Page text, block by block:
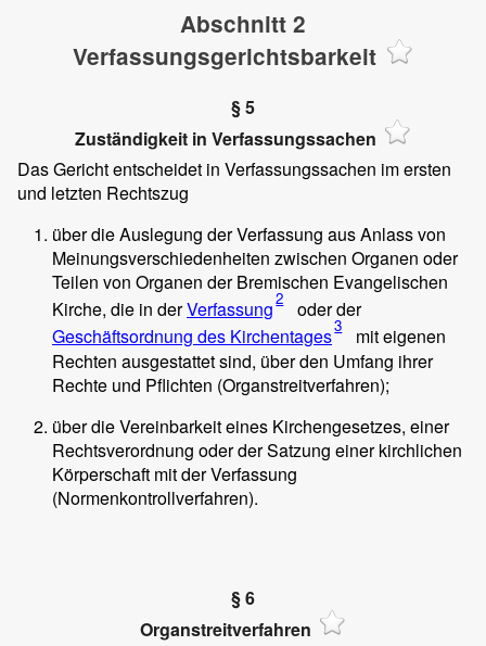
Abschnitt 2
Verfassungsgerichtsbarkeit
§ 5
Zuständigkeit in Verfassungssachen
Das Gericht entscheidet in Verfassungssachen im ersten
und letzten Rechtszug
über die Auslegung der Verfassung aus Anlass von
Meinungsverschiedenheiten zwischen Organen oder
Teilen von Organen der Bremischen Evangelischen
Kirche, die in derVerfassung2
oder der
Geschäftsordnung des Kirchentages3
mit eigenen
Rechten ausgestattet sind, über den Umfang ihrer
Rechte und Pflichten (Organstreitverfahren);
über die Vereinbarkeit eines Kirchengesetzes, einer
Rechtsverordnung oder der Satzung einer kirchlichen
Körperschaft mit der Verfassung
(Normenkontrollverfahren).
§ 6
Organstreitverfahren